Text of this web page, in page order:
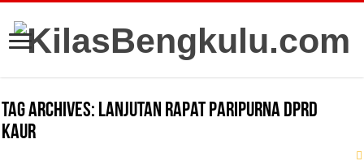
Tag Archives: Lanjutan Rapat Paripurna DPRD
Kaur